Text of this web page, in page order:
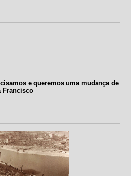
e queremos uma mudança de
Francisco